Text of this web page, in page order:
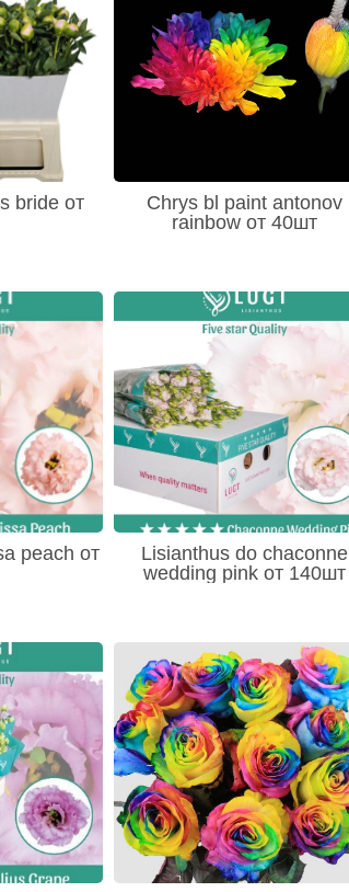
bride от
Chrys bl paint antonov
rainbow от 40шт
peach от
Lisianthus do chaconne
wedding pink от 140шт